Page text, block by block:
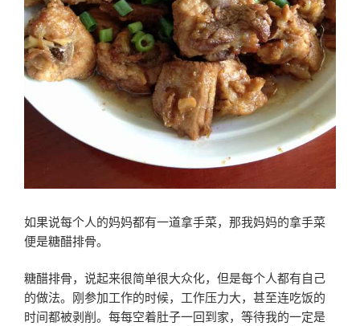
如果说每个人的妈妈都有一道拿手菜，那我妈妈的拿手菜
便是糖醋排骨。
糖醋排骨，说起来很简单很大众化，但是每个人都有自己
的做法。刚参加工作的时候，工作压力大，甚至连吃饭的
时间都被剥削。每每空着肚子一回到家，等待我的一定是